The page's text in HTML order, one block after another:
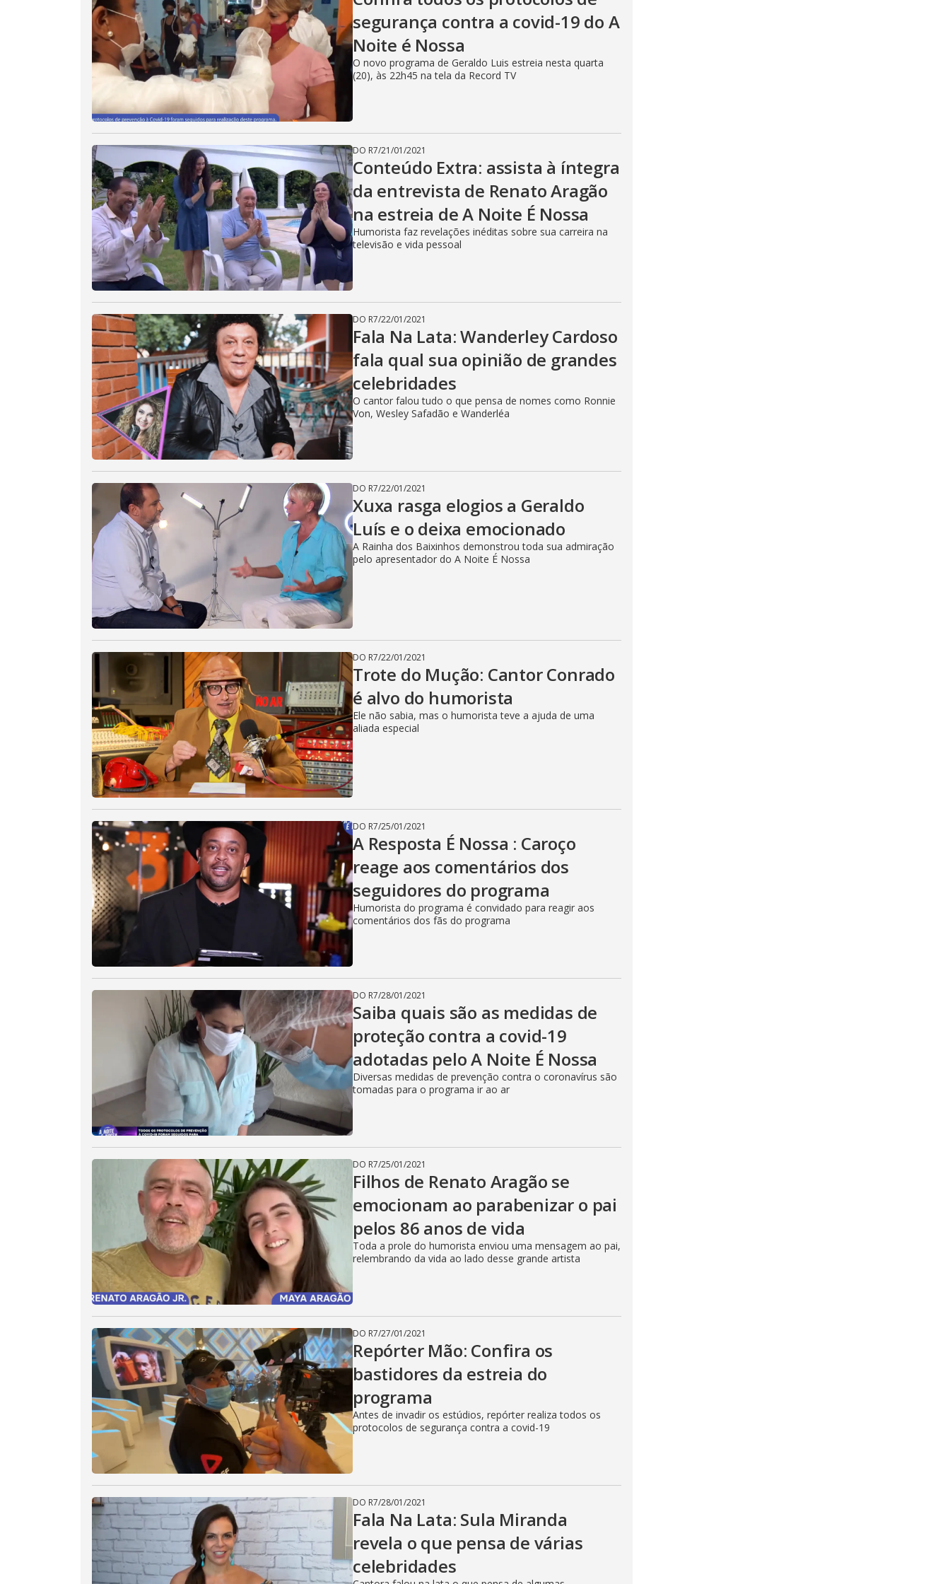
V
i
d
e
o
segurança contra a covid-19 do A
Noite é Nossa
O novo programa de Geraldo Luis estreia nesta quarta
(20), às 22h45 na tela da Record TV
DO R7/21/01/2021
Conteúdo Extra: assista à íntegra
da entrevista de Renato Aragão
na estreia de A Noite É Nossa
Humorista faz revelações inéditas sobre sua carreira na
televisão e vida pessoal
DO R7/22/01/2021
Fala Na Lata: Wanderley Cardoso
fala qual sua opinião de grandes
celebridades
O cantor falou tudo o que pensa de nomes como Ronnie
Von, Wesley Safadão e Wanderléa
DO R7/22/01/2021
Xuxa rasga elogios a Geraldo
Luís e o deixa emocionado
A Rainha dos Baixinhos demonstrou toda sua admiração
pelo apresentador do A Noite É Nossa
DO R7/22/01/2021
Trote do Mução: Cantor Conrado
é alvo do humorista
Ele não sabia, mas o humorista teve a ajuda de uma
aliada especial
DO R7/25/01/2021
A Resposta É Nossa : Caroço
reage aos comentários dos
seguidores do programa
Humorista do programa é convidado para reagir aos
comentários dos fãs do programa
DO R7/28/01/2021
Saiba quais são as medidas de
proteção contra a covid-19
adotadas pelo A Noite É Nossa
Diversas medidas de prevenção contra o coronavírus são
tomadas para o programa ir ao ar
DO R7/25/01/2021
Filhos de Renato Aragão se
emocionam ao parabenizar o pai
pelos 86 anos de vida
Toda a prole do humorista enviou uma mensagem ao pai,
relembrando da vida ao lado desse grande artista
DO R7/27/01/2021
Repórter Mão: Confira os
bastidores da estreia do
programa
Antes de invadir os estúdios, repórter realiza todos os
protocolos de segurança contra a covid-19
DO R7/28/01/2021
Fala Na Lata: Sula Miranda
revela o que pensa de várias
celebridades